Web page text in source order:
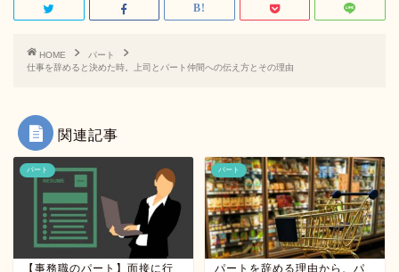
HOME
パート
仕事を辞めると決めた時。上司とパート仲間への伝え方とその理由
関連記事
パート
【事務職のパート】面接に行
パート
パートを辞める理由から、パ